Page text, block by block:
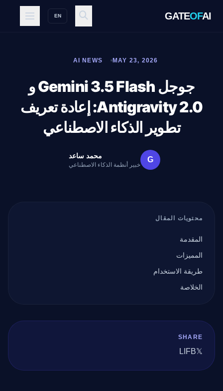
GATEOFAI
EN
MAY 23, 2026
AI NEWS
جوجل Gemini 3.5 Flash و
Antigravity 2.0: إعادة تعريف
تطوير الذكاء الاصطناعي
G محمد ساعد
خبير أنظمة الذكاء الاصطناعي
محتويات المقال
المقدمة
المميزات
طريقة الاستخدام
الخلاصة
SHARE
𝕏
FB
LI